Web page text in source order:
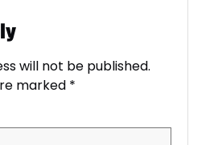
will not be published.
marked *